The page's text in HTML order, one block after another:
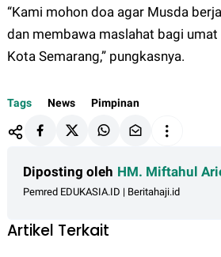
“Kami mohon doa agar Musda
dan membawa maslahat bagi
Kota Semarang,” pungkasnya.
Tags News Pimpinan
Diposting oleh HM. Miftahul
Pemred EDUKASIA.ID | Beritahaji.id
Artikel Terkait